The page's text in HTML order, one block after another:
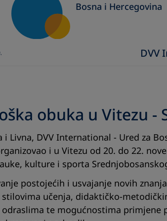
Bosna i Hercegovina
DVV
obuka u Vitezu
Livna, DVV International - Ured za
i u Vitezu od 20. do 22.
kulture i sporta
postojećih i usvajanje novih
učenja, didaktičko-
odraslima te mogućnostima